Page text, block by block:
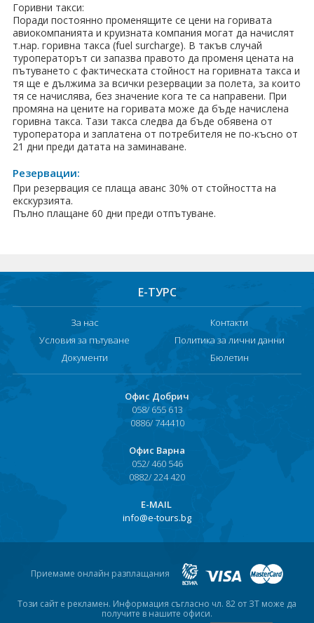
Горивни такси:
Поради постоянно променящите се цени на горивата
авиокомпанията и круизната компания могат да начислят
т.нар. горивна такса (fuel surcharge). В такъв случай
туроператорът си запазва правото да променя цената на
пътуването с фактическата стойност на горивната такса и
тя ще е дължима за всички резервации за полета, за които
тя се начислява, без значение кога те са направени. При
промяна на цените на горивата може да бъде начислена
горивна такса. Тази такса следва да бъде обявена от
туроператора и заплатена от потребителя не по-късно от
21 дни преди датата на заминаване.
Резервации:
При резервация се плаща аванс 30% от стойността на
екскурзията.
Пълно плащане 60 дни преди отпътуване.
Е-ТУРС
За нас
Контакти
Условия за пътуване
Политика за лични данни
Документи
Бюлетин
Офис Добрич
058/ 655 613
0886/ 744410
Офис Варна
052/ 460 546
0882/ 224 420
Е-MAIL
info@e-tours.bg
Приемаме онлайн разплащания
Този сайт е рекламен. Информация съгласно чл. 82 от ЗТ може да
получите в нашите офиси.